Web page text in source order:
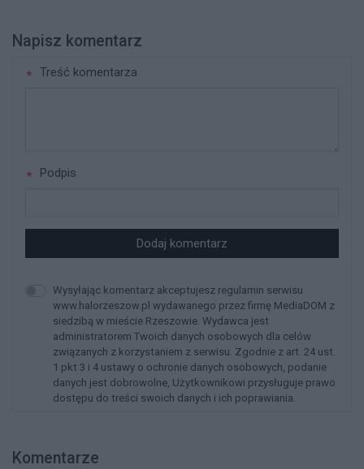
Napisz komentarz
Treść komentarza
Podpis
Dodaj komentarz
Wysyłając komentarz akceptujesz regulamin serwisu
www.halorzeszow.pl wydawanego przez firmę MediaDOM z
siedzibą w mieście Rzeszowie. Wydawca jest
administratorem Twoich danych osobowych dla celów
związanych z korzystaniem z serwisu. Zgodnie z art. 24 ust.
1 pkt 3 i 4 ustawy o ochronie danych osobowych, podanie
danych jest dobrowolne, Użytkownikowi przysługuje prawo
dostępu do treści swoich danych i ich poprawiania.
Komentarze